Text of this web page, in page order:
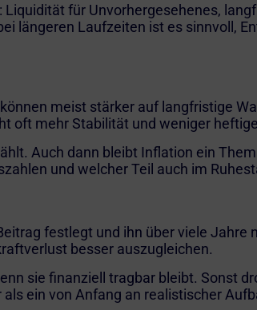
für Unvorhergesehenes,
längeren Laufzeiten ist es sinnvoll,
meist stärker auf langfristige
oft mehr Stabilität und weniger
Auch dann bleibt Inflation ein
und welcher Teil auch im
festlegt und ihn über viele Jahre
besser auszugleichen.
sie finanziell tragbar bleibt. Sonst
ein von Anfang an realistischer